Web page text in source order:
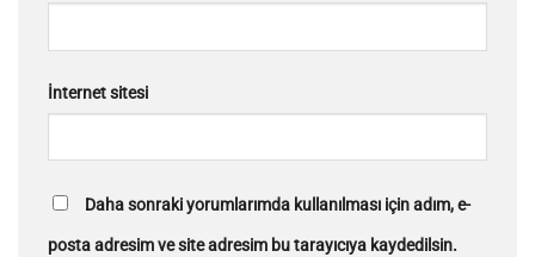
İnternet sitesi
Daha sonraki yorumlarımda kullanılması için adım, e-
posta adresim ve site adresim bu tarayıcıya kaydedilsin.